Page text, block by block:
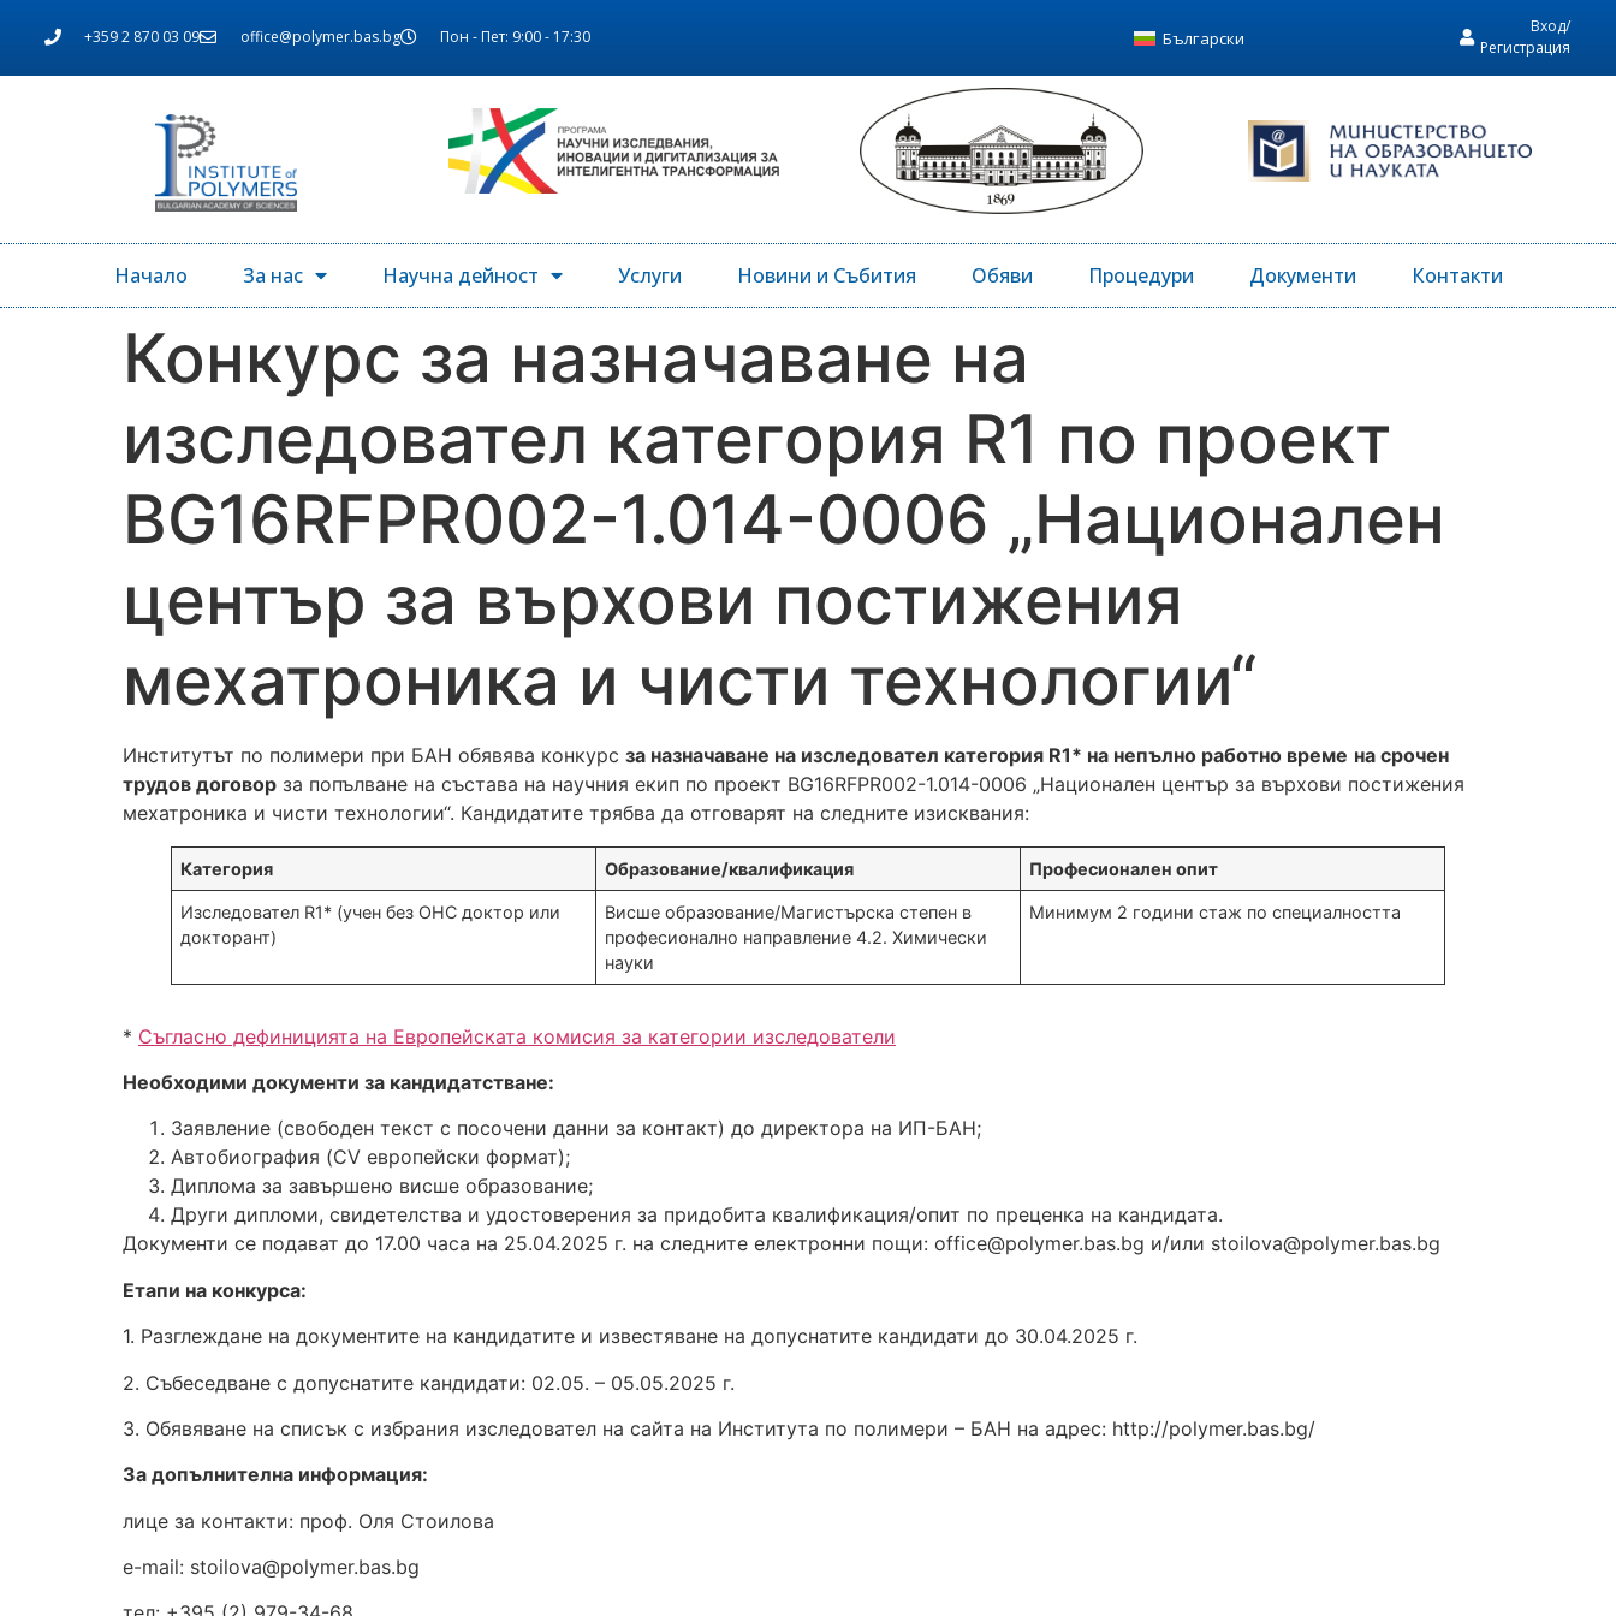
+359 2 870 03 09 office@polymer.bas.bg Пон - Пет: 9:00 - 17:30 Български
Вход/
Регистрация
Начало За нас Научна дейност Услуги Новини и Събития Обяви Процедури Документи Контакти
Конкурс за назначаване на
изследовател категория R1 по проект
BG16RFPR002-1.014-0006 „Национален
център за върхови постижения
мехатроника и чисти технологии“
Институтът по полимери при БАН обявява конкурс за назначаване на изследовател категория R1* на непълно работно време на срочен
трудов договор за попълване на състава на научния екип по проект BG16RFPR002-1.014-0006 „Национален център за върхови постижения
мехатроника и чисти технологии“. Кандидатите трябва да отговарят на следните изисквания:
Категория Образование/квалификация Професионален опит
Изследовател R1* (учен без ОНС доктор или
докторант)
Висше образование/Магистърска степен в
професионално направление 4.2. Химически
науки
Минимум 2 години стаж по специалността
* Съгласно дефиницията на Европейската комисия за категории изследователи
Необходими документи за кандидатстване:
Заявление (свободен текст с посочени данни за контакт) до директора на ИП-БАН;
Автобиография (CV европейски формат);
Диплома за завършено висше образование;
Други дипломи, свидетелства и удостоверения за придобита квалификация/опит по преценка на кандидата.
Документи се подават до 17.00 часа на 25.04.2025 г. на следните електронни пощи: office@polymer.bas.bg и/или stoilova@polymer.bas.bg
Етапи на конкурса:
1. Разглеждане на документите на кандидатите и известяване на допуснатите кандидати до 30.04.2025 г.
2. Събеседване с допуснатите кандидати: 02.05. – 05.05.2025 г.
3. Обявяване на списък с избрания изследовател на сайта на Института по полимери – БАН на адрес: http://polymer.bas.bg/
За допълнителна информация:
лице за контакти: проф. Оля Стоилова
e-mail: stoilova@polymer.bas.bg